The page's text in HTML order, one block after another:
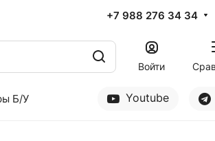
+7 988 276 34 34
Войти
Б/У Youtube